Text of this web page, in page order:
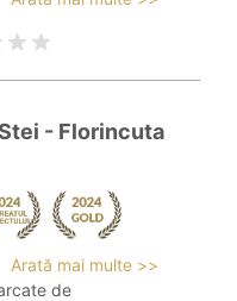
- Florincuta
Arată mai multe >>
de